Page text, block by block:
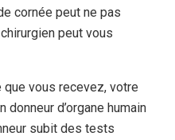
cornée peut ne pas
peut vous
vous recevez, votre
donneur d’organe humain
subit des tests